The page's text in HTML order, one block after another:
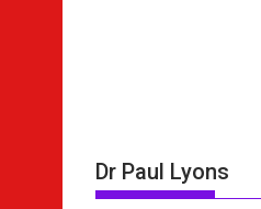
Dr Paul Lyons